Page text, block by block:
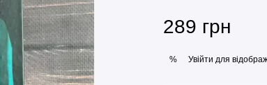
289 грн
% Увійти для